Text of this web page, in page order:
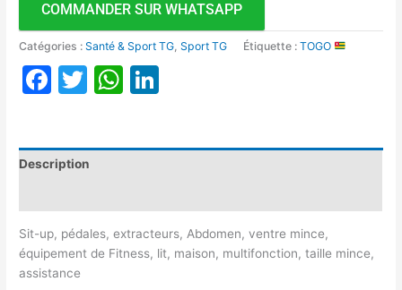
COMMANDER SUR WHATSAPP
Catégories :Santé & Sport TG,Sport TG Étiquette :TOGO
Facebook
TwitterWhatsApp
Description
Sit-up, pédales, extracteurs, Abdomen, ventre mince,
équipement de Fitness, lit, maison, multifonction, taille mince,
assistance